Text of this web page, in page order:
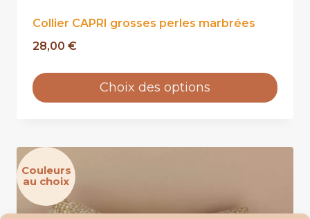
Collier CAPRI grosses perles marbrées
28,00 €
Choix des options
Ce
plusieurs
variations.
Les
options
peuvent
Couleurs
au choix